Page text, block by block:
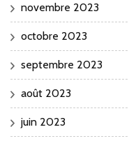
novembre 2023
octobre 2023
septembre 2023
août 2023
juin 2023